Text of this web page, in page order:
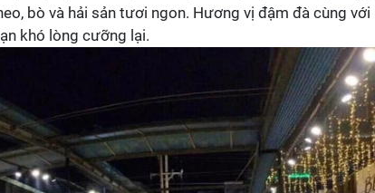
bò và hải sản tươi ngon. Hương vị đậm đà cùng với
khó lòng cưỡng lại.